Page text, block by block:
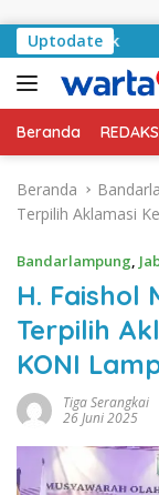
Uptodate
Beranda
Beranda
Terpilih Aklamasi
Bandarlampung,
H. Faishol
Terpilih
KONI
Tiga Serangkai
26 Juni 2025